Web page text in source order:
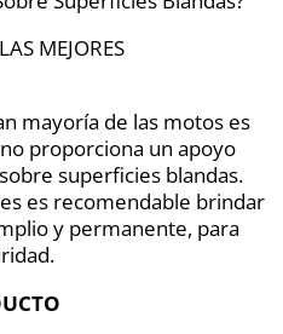
MEJORES
mayoría de las motos es
proporciona un apoyo
superficies blandas.
es recomendable brindar
y permanente, para